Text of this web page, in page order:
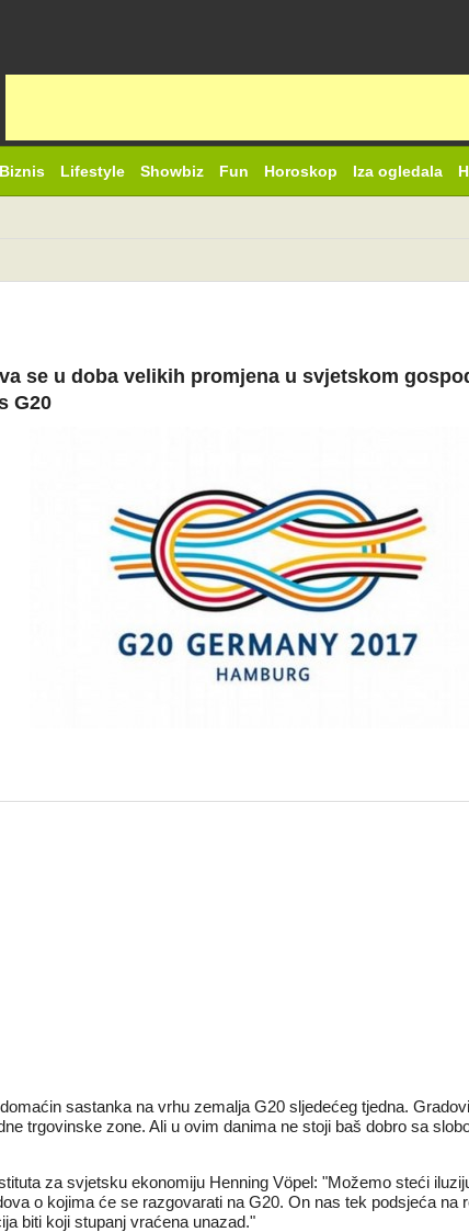
Biznis Lifestyle Showbiz Fun Horoskop Iza ogledala
se u doba velikih promjena u svjetskom
G20
sastanka na vrhu zemalja G20 sljedećeg tjedna.
trgovinske zone. Ali u ovim danima ne stoji baš dobro sa
za svjetsku ekonomiju Henning Vöpel: "Možemo steći
o kojima će se razgovarati na G20. On nas tek podsjeća
biti koji stupanj vraćena unazad."